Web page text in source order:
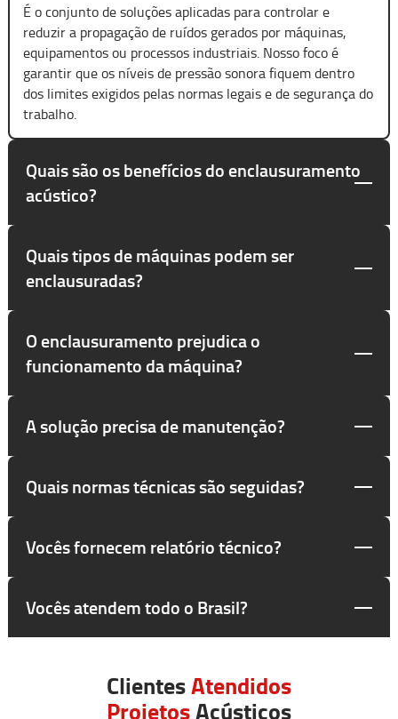
É o conjunto de soluções aplicadas para controlar e
reduzir a propagação de ruídos gerados por máquinas,
equipamentos ou processos industriais. Nosso foco é
garantir que os níveis de pressão sonora fiquem dentro
dos limites exigidos pelas normas legais e de segurança do
trabalho.
Quais são os benefícios do enclausuramento
acústico?
Quais tipos de máquinas podem ser
enclausuradas?
O enclausuramento prejudica o
funcionamento da máquina?
A solução precisa de manutenção?
Quais normas técnicas são seguidas?
Vocês fornecem relatório técnico?
Vocês atendem todo o Brasil?
ClientesAtendidos
ProjetosAcústicos